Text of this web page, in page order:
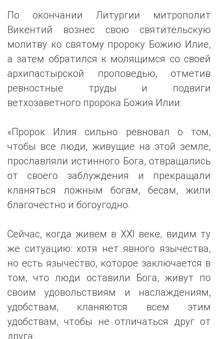
По окончании Литургии митрополит
Викентий вознес свою святительскую
молитву ко святому пророку Божию Илие,
а затем обратился к молящимся со своей
архипастырской проповедью, отметив
ревностные труды и подвиги
ветхозаветного пророка Божия Илии:
«Пророк Илия сильно ревновал о том,
чтобы все люди, живущие на этой земле,
прославляли истинного Бога, отвращались
от своего заблуждения и прекращали
кланяться ложным богам, бесам, жили
благочестно и богоугодно.
Сейчас, когда живем в XXI веке, видим ту
же ситуацию: хотя нет явного язычества,
но есть язычество, которое заключается в
том, что люди оставили Бога, живут по
своим удовольствиям и наслаждениям,
удобствам, кланяются всем этим
удобствам, чтобы не отличаться друг от
друга.